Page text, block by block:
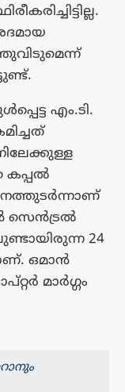
എം.ടി.
കപ്പൽ
സെൻട്രൽ
24
ഒമാൻ
മാർഗ്ഗം